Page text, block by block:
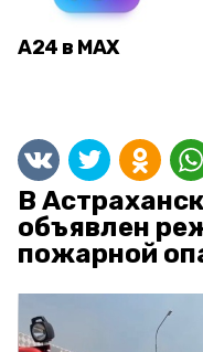
А24 в MAX
В
объявлен
пожарной